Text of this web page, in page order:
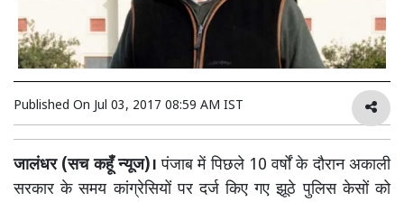
Published On Jul 03, 2017 08:59 AM IST
जालंधर (सच कहूँ न्यूज)। पंजाब में पिछले 10 वर्षों के दौरान अकाली
सरकार के समय कांग्रेसियों पर दर्ज किए गए झूठे पुलिस केसों को